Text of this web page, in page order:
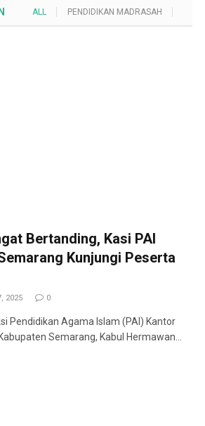
ALL PENDIDIKAN MADRASAH
Bertanding, Kasi PAI
Kunjungi Peserta
2025 0
Pendidikan Agama Islam (PAI) Kantor
Semarang, Kabul Hermawan…